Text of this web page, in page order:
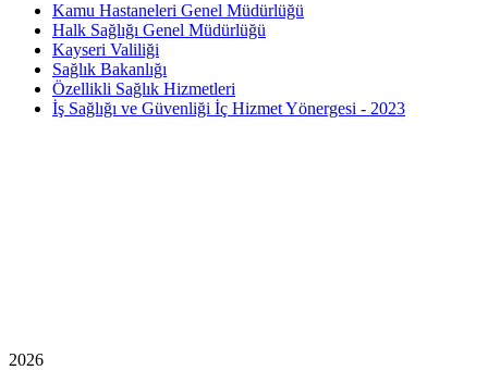
Kamu Hastaneleri Genel Müdürlüğü
Halk Sağlığı Genel Müdürlüğü
Kayseri Valiliği
Sağlık Bakanlığı
Özellikli Sağlık Hizmetleri
İş Sağlığı ve Güvenliği İç Hizmet Yönergesi - 2023
2026